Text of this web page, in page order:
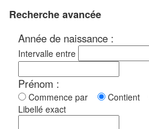
Recherche avancée
Année de naissance :
Intervalle entre
Prénom :
Commence par Contient
Libellé exact